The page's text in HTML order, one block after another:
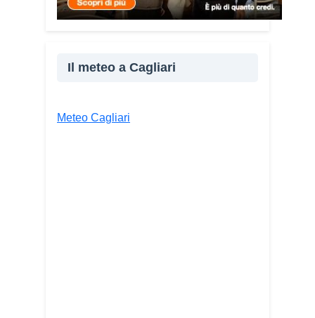
Facebook X
E-mail Stampa
Il meteo a Cagliari
Meteo Cagliari